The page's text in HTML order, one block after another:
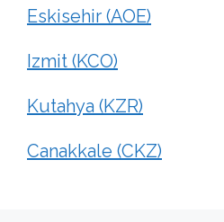
Eskisehir (AOE)
Izmit (KCO)
Kutahya (KZR)
Canakkale (CKZ)